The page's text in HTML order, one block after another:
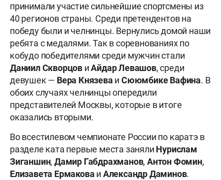
принимали участие сильнейшие спортсмены из
40 регионов страны. Среди претендентов на
победу были и челнинцы. Вернулись домой наши
ребята с медалями. Так в соревнованиях по
кобудо победителями среди мужчин стали
Даниил Скворцов иАйдар Левашов, среди
девушек — Вера Князева иСююмбике Вафина. В
обоих случаях челнинцы опередили
представителей Москвы, которые в итоге
оказались вторыми.
Во всестилевом чемпионате России по каратэ в
разделе ката первые места заняли Нурислам
Зиганшин,Дамир Габдрахманов,Антон Фомин,
Елизавета Ермакова и Александр Даминов.